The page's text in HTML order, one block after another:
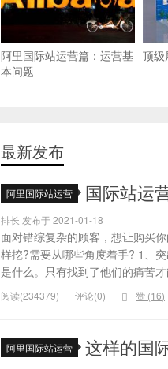
阿里国际站运营篇：运营基
本问题
顶级
最新发布
阿里国际站运营 国际站运
排长 发布于 2021-01-18
面对错综复杂的顾客，想让购买
样挖?需要从哪些角度着手? 1、
是什么。只有找到了他们的痛苦
阅读(234379) 评论(0) 赞 (16)
阿里国际站运营 这样的国